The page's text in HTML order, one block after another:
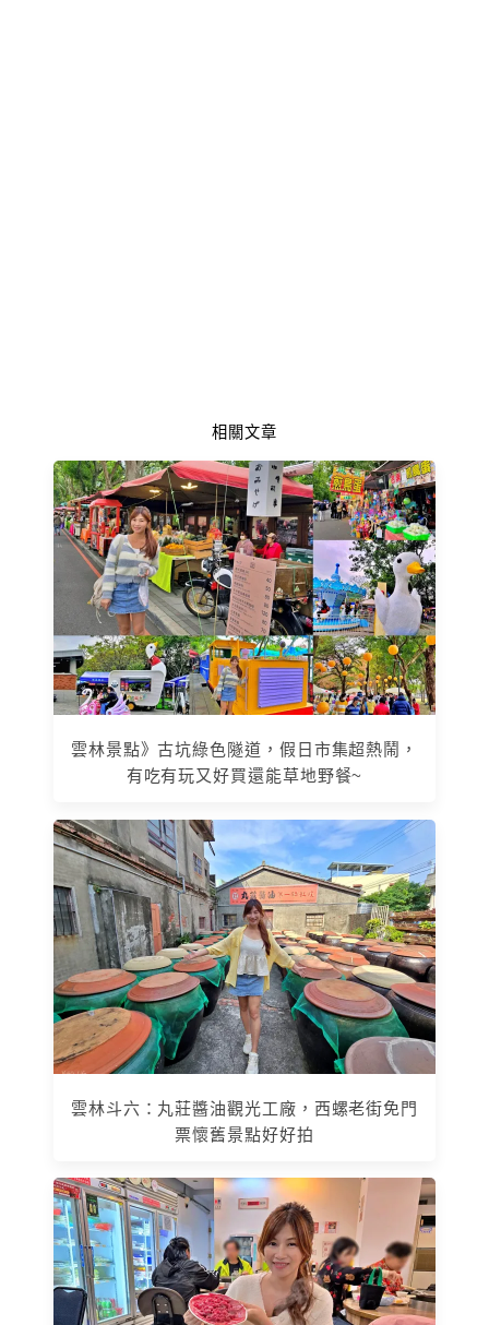
相關文章
雲林景點》古坑綠色隧道，假日市集超熱鬧，
有吃有玩又好買還能草地野餐~
雲林斗六：丸莊醬油觀光工廠，西螺老街免門
票懷舊景點好好拍